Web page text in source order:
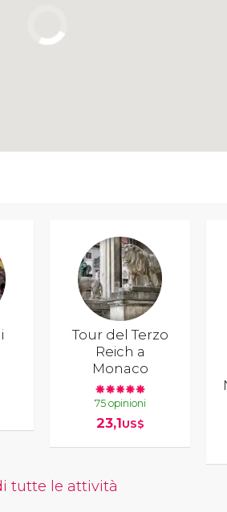
Tour del Terzo
Reich a
Monaco
75 opinioni
23,1US$
tutte le attività